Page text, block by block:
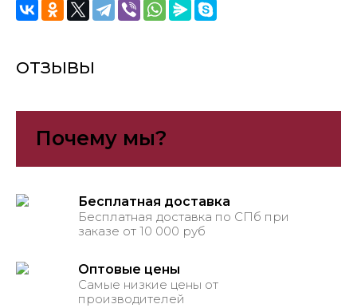
ОТЗЫВЫ
Почему мы?
Бесплатная доставка
Бесплатная доставка по СПб при
заказе от 10 000 руб
Оптовые цены
Самые низкие цены от
производителей